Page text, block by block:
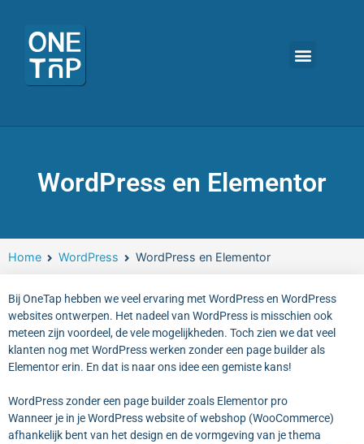
WordPress en Elementor
Home WordPress WordPress en Elementor
Bij OneTap hebben we veel ervaring met WordPress en WordPress
websites ontwerpen. Het nadeel van WordPress is misschien ook
meteen zijn voordeel, de vele mogelijkheden. Toch zien we dat veel
klanten nog met WordPress werken zonder een page builder als
Elementor erin. En dat is naar ons idee een gemiste kans!
WordPress zonder een page builder zoals Elementor pro
Wanneer je in je WordPress website of webshop (WooCommerce)
afhankelijk bent van het design en de vormgeving van je thema